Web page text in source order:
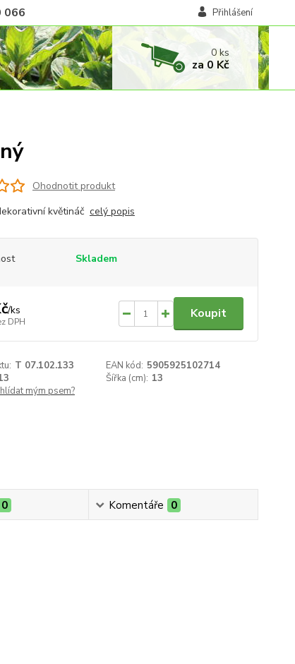
Přihlášení
066
0ks
za 0 Kč
Ohodnotit produkt
květináč celý popis
Skladem
/ks
DPH
Koupit
T 07.102.133 EAN kód: 5905925102714
Šířka (cm): 13
mým psem?
0 Komentáře 0